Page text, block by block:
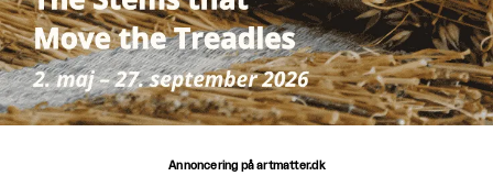
Annoncering på artmatter.dk